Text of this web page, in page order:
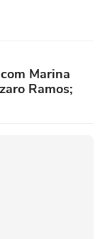
Marina
Ramos;